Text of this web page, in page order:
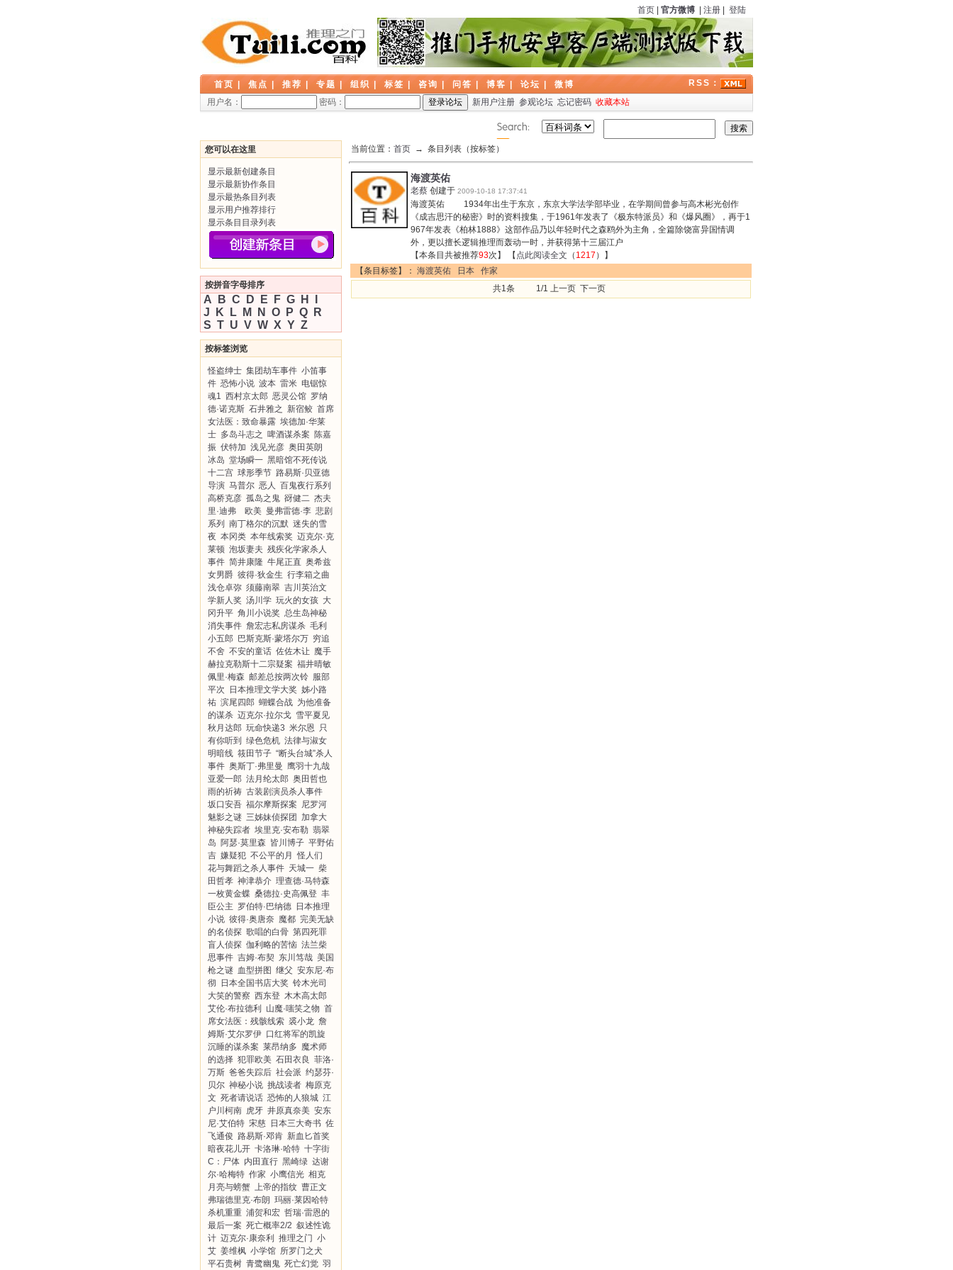
首页 官方微博 注册 登陆
首页 焦点 推荐 专题 组织 标签 咨询 问答 博客 论坛 微博
RSS：
用户名：
密码： 新用户注册 参观论坛 忘记密码 收藏本站
您可以在这里
显示最新创建条目
显示最新协作条目
显示最热条目列表
显示用户推荐排行
显示条目目录列表
按拼音字母排序
A B C D E F G H
J
K L M N O P Q
R
S T U V W X Y Z
按标签浏览
怪盗绅士 集团劫车事件 小笛事
件 恐怖小说 波本 雷米 电锯惊
魂1 西村京太郎 恶灵公馆 罗纳
德·诺克斯 石井雅之 新宿鲛 首席
女法医：致命暴露 埃德加·华莱
士 多岛斗志之 啤酒谋杀案 陈嘉
振 伏特加 浅见光彦 奥田英朗
冰岛 堂场瞬一 黑暗馆不死传说
十二宫 球形季节 路易斯·贝亚德
导演 马普尔 恶人 百鬼夜行系列
高桥克彦 孤岛之鬼 谺健二 杰夫
里·迪弗 欧美 曼弗雷德·李 悲剧
系列
南丁格尔的沉默 迷失的雪
夜 本冈类 本年线索奖 迈克尔·克
莱顿 泡坂妻夫 残疾化学家杀人
事件 简井康隆 牛尾正直 奥希兹
女男爵 彼得·狄金生 行李箱之曲
浅仓卓弥 须藤南翠 吉川英治文
学新人奖 汤川学 玩火的女孩 大
冈升平 角川小说奖 总生岛神秘
消失事件 詹宏志私房谋杀 毛利
小五郎 巴斯克斯·蒙塔尔万 穷追
不舍 不安的童话 佐佐木让 魔手
赫拉克勒斯十二宗疑案 福井晴敏
佩里·梅森 邮差总按两次铃 服部
平次
日本推理文学大奖 姊小路
祐 滨尾四郎 蝴蝶合战 为他准备
的谋杀 迈克尔·拉尔戈 雪平夏见
秋月达郎 玩命快递3 米尔恩 只
有你听到
绿色危机 法律与淑女
明暗线 筱田节子 “断头台城”杀人
事件 奥斯丁·弗里曼 鹰羽十九哉
亚爱一郎 法月纶太郎 奥田哲也
雨的祈祷 古装剧演员杀人事件
坂口安吾 福尔摩斯探案 尼罗河
魅影之谜 三姊妹侦探团 加拿大
神秘失踪者 埃里克·安布勒 翡翠
岛 阿瑟·莫里森 皆川博子 平野佑
吉 嫌疑犯 不公平的月
怪人们
花与舞蹈之杀人事件 天城一 柴
田哲孝 神津恭介 理查德·马特森
一枚黄金蝶 桑德拉·史高佩登 丰
臣公主 罗伯特·巴纳德 日本推理
小说 彼得·奥唐奈 魔都 完美无缺
的名侦探 歌唱的白骨 第四死罪
盲人侦探 伽利略的苦恼 法兰柴
思事件 吉姆·布契 东川笃哉 美国
枪之谜 血型拼图 继父 安东尼·布
彻
日本全国书店大奖 铃木光司
大笑的警察 西东登 木木高太郎
艾伦·布拉德利
山魔·嗤笑之物 首
席女法医：残骸线索 裘小龙 詹
姆斯·艾尔罗伊 口红将军的凯旋
沉睡的谋杀案 莱昂纳多 魔术师
的选择 犯罪欧美 石田衣良 菲洛·
万斯 爸爸失踪后 社会派 约瑟芬·
贝尔 神秘小说 挑战读者 梅原克
文 死者请说话 恐怖的人狼城 江
户川柯南 虎牙 井原真奈美 安东
尼·艾伯特 宋慈 日本三大奇书 佐
飞通俊 路易斯·邓肯 新血匕首奖
暗夜花儿开 卡洛琳·哈特 十字街
C：尸体 内田直行 黑崎绿 达谢
尔·哈梅特 作家 小鹰信光 相克
月亮与螃蟹 上帝的指纹 曹正文
弗瑞德里克·布朗 玛丽·莱因哈特
杀机重重 浦贺和宏 哲瑞·雷恩的
最后一案 死亡概率2/2 叙述性诡
计 迈克尔·康奈利 推理之门 小
艾 姜维枫 小学馆 所罗门之犬
平石贵树 青鹭幽鬼 死亡幻觉 羽
当前位置： 首页 → 条目列表（按标签）
海渡英佑
老蔡 创建于 2009-10-18 17:37:41
海渡英佑 1934年出生于东京，东京大学法学部毕业，在学期间曾参与高木彬光创作
《成吉思汗的秘密》时的资料搜集，于1961年发表了《极东特派员》和《爆风圈》，再于1
967年发表《柏林1888》这部作品乃以年轻时代之森鸥外为主角，全篇除饶富异国情调
外，更以擅长逻辑推理而轰动一时，并获得第十三届江户
【本条目共被推荐93次】 【 点此阅读全文 （ 1217 ）】
【条目标签】： 海渡英佑 日本
作家
共1条 1/1 上一页 下一页